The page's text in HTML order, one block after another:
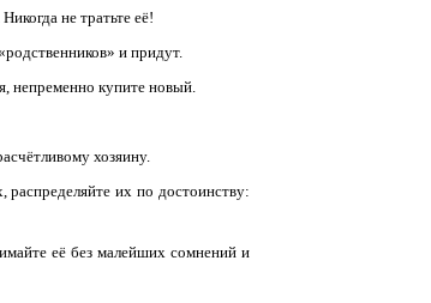
не тратьте её!
и придут.
непременно купите новый.
хозяину.
их по достоинству:
её без малейших сомнений и